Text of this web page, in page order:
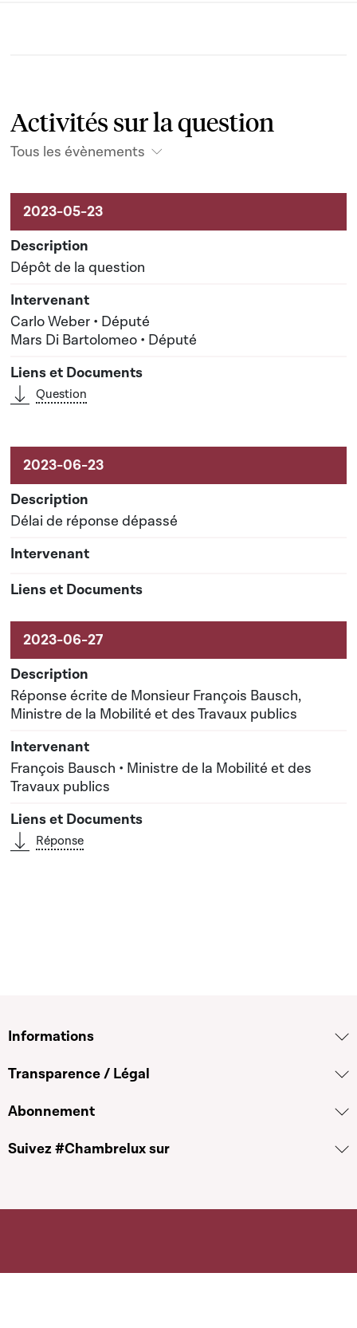
Activités sur la question
Tous les évènements
Activités liées au dossier
Dépôt de la question
Carlo Weber • Député
Mars Di Bartolomeo • Député
Question
Délai de réponse dépassé
Réponse écrite de Monsieur François Bausch,
Ministre de la Mobilité et des Travaux publics
François Bausch • Ministre de la Mobilité et des
Travaux publics
Réponse
Informations
Transparence / Légal
Abonnement
Suivez #Chambrelux sur